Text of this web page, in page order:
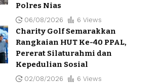
Polres Nias
06/08/2026 6 Views
Charity Golf Semarakkan
Rangkaian HUT Ke-40 PPAL,
Pererat Silaturahmi dan
Kepedulian Sosial
02/08/2026 6 Views